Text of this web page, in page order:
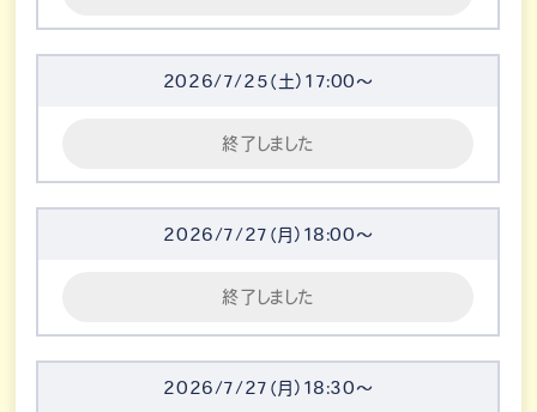
2026/7/25（土）17:00～
終了しました
2026/7/27（月）18:00～
終了しました
2026/7/27（月）18:30～